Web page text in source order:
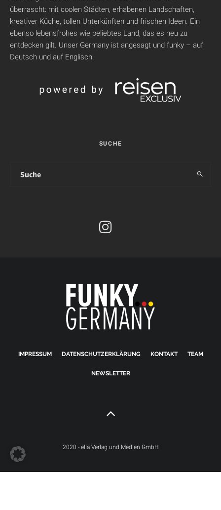
überrascht: mit coolen Städten, erhabenen Landschaften,
kreativer Küche, tollen Unterkünften und frischen Ideen. Ein
ebenso lebensfrohes wie beliebtes Land, das es neu zu
entdecken gilt. Unser Germany ist angesagt und funky – auf
Deutsch und auf Englisch.
SUCHE
IMPRESSUM DATENSCHUTZERKLÄRUNG KONTAKT TEAM
NEWSLETTER
2020 - ella Verlag und Medien GmbH